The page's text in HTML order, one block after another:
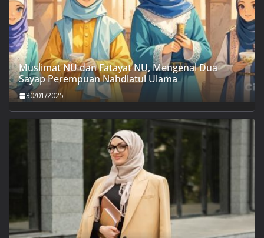
Muslimat NU dan Fatayat NU, Mengenal Dua
Sayap Perempuan Nahdlatul Ulama
30/01/2025